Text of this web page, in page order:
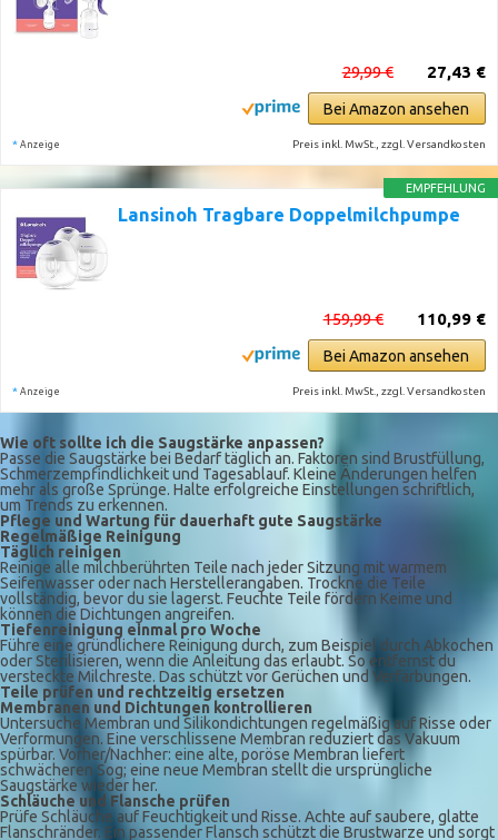
27,43 €
29,99 €
Bei Amazon ansehen
* Anzeige Preis inkl. MwSt., zzgl. Versandkosten
EMPFEHLUNG
Lansinoh Tragbare Doppelmilchpumpe
110,99 €
159,99 €
Bei Amazon ansehen
* Anzeige Preis inkl. MwSt., zzgl. Versandkosten
Wie oft sollte ich die Saugstärke anpassen?
Passe die Saugstärke bei Bedarf täglich an. Faktoren sind Brustfüllung,
Schmerzempfindlichkeit und Tagesablauf. Kleine Änderungen helfen
mehr als große Sprünge. Halte erfolgreiche Einstellungen schriftlich,
um Trends zu erkennen.
Pflege und Wartung für dauerhaft gute Saugstärke
Regelmäßige Reinigung
Täglich reinigen
Reinige alle milchberührten Teile nach jeder Sitzung mit warmem
Seifenwasser oder nach Herstellerangaben. Trockne die Teile
vollständig, bevor du sie lagerst. Feuchte Teile fördern Keime und
können die Dichtungen angreifen.
Tiefenreinigung einmal pro Woche
Führe eine gründlichere Reinigung durch, zum Beispiel durch Abkochen
oder Sterilisieren, wenn die Anleitung das erlaubt. So entfernst du
versteckte Milchreste. Das schützt vor Gerüchen und Verfärbungen.
Teile prüfen und rechtzeitig ersetzen
Membranen und Dichtungen kontrollieren
Untersuche Membran und Silikondichtungen regelmäßig auf Risse oder
Verformungen. Eine verschlissene Membran reduziert das Vakuum
spürbar. Vorher/Nachher: eine alte, poröse Membran liefert
schwächeren Sog; eine neue Membran stellt die ursprüngliche
Saugstärke wieder her.
Schläuche und Flansche prüfen
Prüfe Schläuche auf Feuchtigkeit und Risse. Achte auf saubere, glatte
Flanschränder. Ein passender Flansch schützt die Brustwarze und sorgt